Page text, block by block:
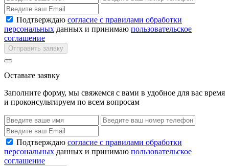
Подтверждаю согласие с правилами обработки
персональных данных и принимаю пользовательское
соглашение
Отправить заявку
Оставьте заявку
Заполните форму, мы свяжемся с вами в удобное для вас время
и проконсультируем по всем вопросам
Подтверждаю согласие с правилами обработки
персональных данных и принимаю пользовательское
соглашение